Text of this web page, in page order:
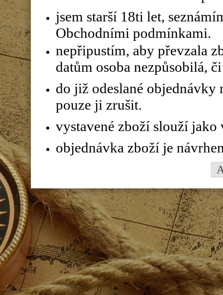
jsem starší 18ti let,
Obchodními podmínkami.
nepřipustím, aby převzala
datům osoba nezpůsobilá,
do již odeslané objednávky
pouze ji zrušit.
vystavené zboží slouží
objednávka zboží je